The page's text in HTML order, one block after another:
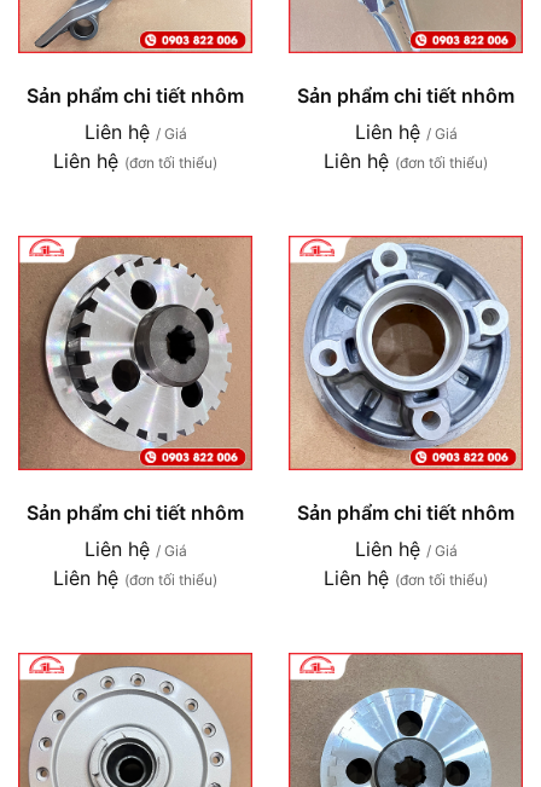
Sản phẩm chi tiết nhôm
Liên hệ / Giá
Liên hệ (đơn tối thiểu)
Sản phẩm chi tiết nhôm
Liên hệ / Giá
Liên hệ (đơn tối thiểu)
Sản phẩm chi tiết nhôm
Liên hệ / Giá
Liên hệ (đơn tối thiểu)
Sản phẩm chi tiết nhôm
Liên hệ / Giá
Liên hệ (đơn tối thiểu)